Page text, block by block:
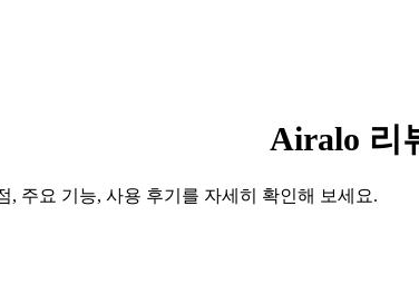
Airalo 리
, 주요 기능, 사용 후기를 자세히 확인해 보세요.